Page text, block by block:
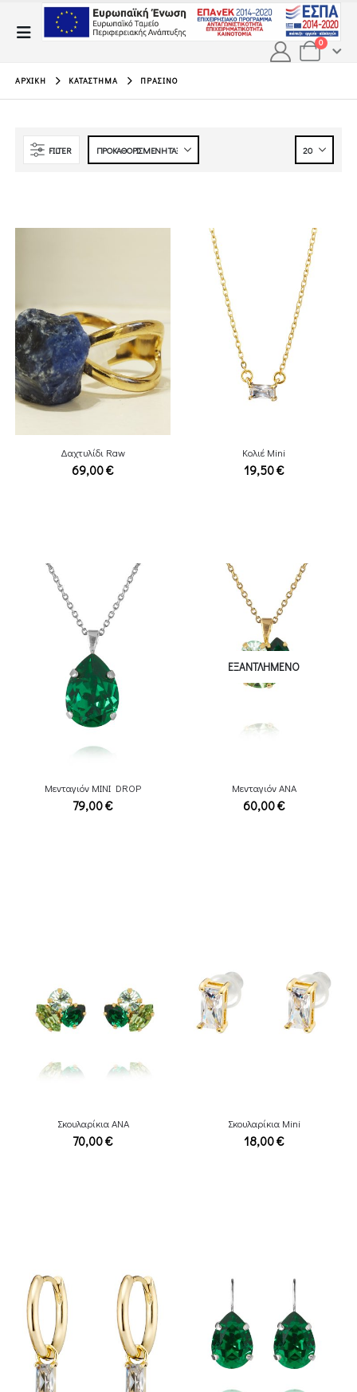
0
ΑΡΧΙΚΉ ΚΑΤΆΣΤΗΜΑ ΠΡΆΣΙΝΟ
FILTER
Δαχτυλίδι Raw
69,00€
Κολιέ Mini
19,50€
Μενταγιόν MINI DROP
79,00€
ΕΞΑΝΤΛΗΜΈΝΟ
Μενταγιόν ΑΝΑ
60,00€
Σκουλαρίκια ANA
70,00€
Σκουλαρίκια Mini
18,00€